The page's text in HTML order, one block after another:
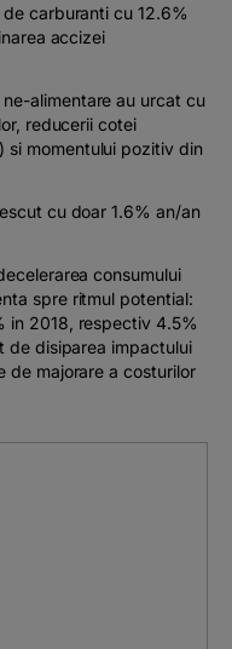
carburanti cu 12.6%
accizei
alimentare au urcat cu
reducerii cotei
si momentului pozitiv din
cu doar 1.6% an/an
consumului
spre ritmul potential:
in 2018, respectiv 4.5%
de disiparea impactului
de majorare a costurilor